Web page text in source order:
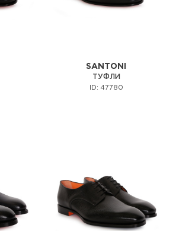
SANTONI
ТУФЛИ
ID: 47780